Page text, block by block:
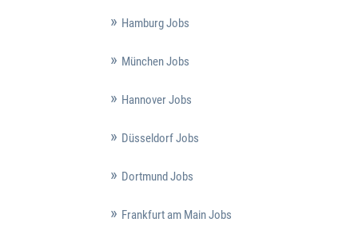
Hamburg Jobs
München Jobs
Hannover Jobs
Düsseldorf Jobs
Dortmund Jobs
Frankfurt am Main Jobs